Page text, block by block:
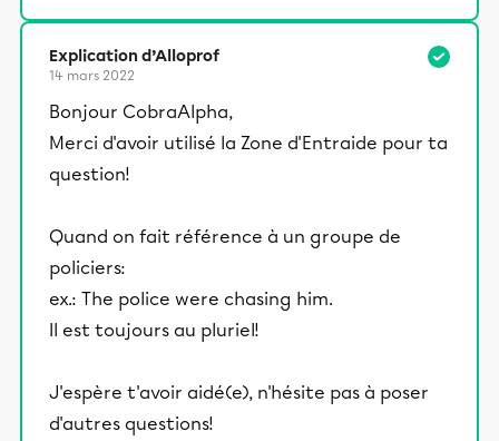
Explication d’Alloprof
14 mars 2022
Bonjour CobraAlpha,
Merci d'avoir utilisé la Zone d'Entraide pour ta
question!
Quand on fait référence à un groupe de
policiers:
ex.: The police were chasing him.
Il est toujours au pluriel!
J'espère t'avoir aidé(e), n'hésite pas à poser
d'autres questions!